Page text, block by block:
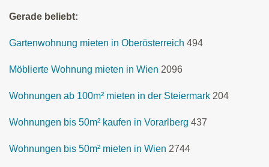
Gerade beliebt:
Gartenwohnung mieten in Oberösterreich 494
Möblierte Wohnung mieten in Wien 2096
Wohnungen ab 100m² mieten in der Steiermark 204
Wohnungen bis 50m² kaufen in Vorarlberg 437
Wohnungen bis 50m² mieten in Wien 2744